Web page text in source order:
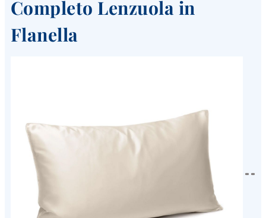
Completo Lenzuola in
Flanella